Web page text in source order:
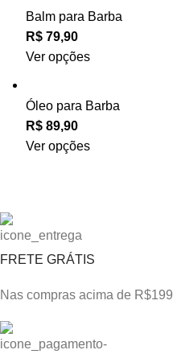
Balm para Barba
Ver opções
Óleo para Barba
Ver opções
FRETE GRÁTIS
Nas compras acima de R$199